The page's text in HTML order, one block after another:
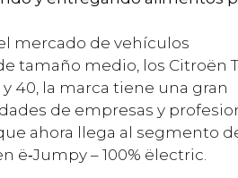
mercado de vehículos
tamaño medio, los Citroën
40, la marca tiene una gran
de empresas y
ahora llega al segmento
– 100% ëlectric.